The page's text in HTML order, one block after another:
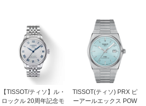
【TISSOT/ティソ】ル・
ロックル 20周年記念モ
TISSOT(ティソ) PRX ピ
ーアールエックス POW